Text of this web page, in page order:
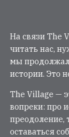
На связи The
читать нас,
мы
истории. Это
The Village —
вопреки: про
преодоление,
оставаться